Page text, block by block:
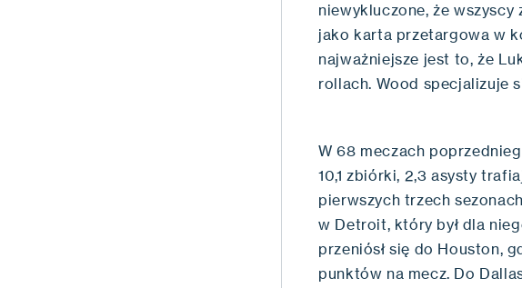
niewykluczone, że
jako karta przetargowa w
najważniejsze jest to, że
rollach. Wood specjalizuje
W 68 meczach
10,1 zbiórki, 2,3 asysty
pierwszych trzech
w Detroit, który był dla
przeniósł się do Houston,
punktów na mecz. Do